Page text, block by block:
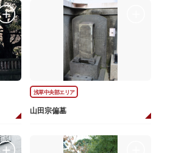
浅草中央部エリア
山田宗偏墓